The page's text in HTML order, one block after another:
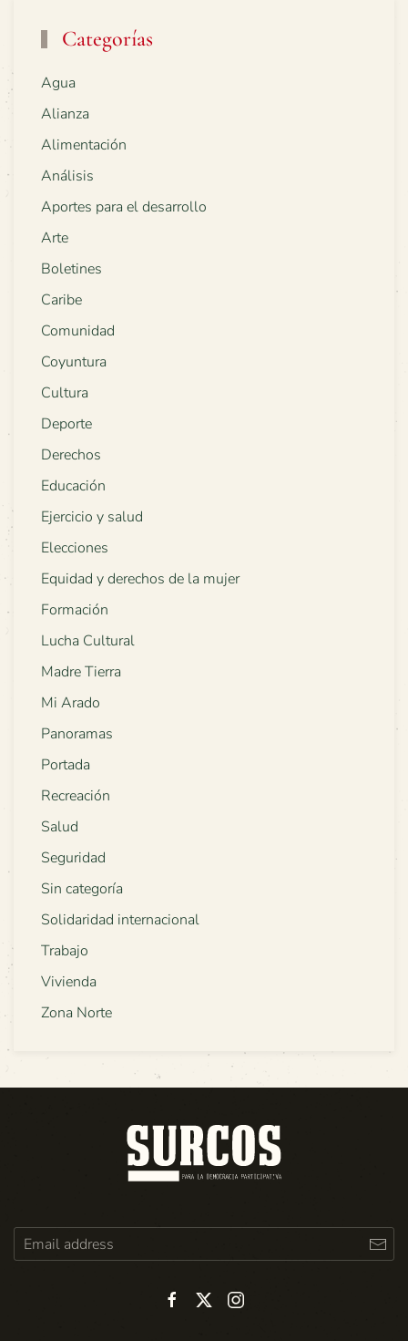
Categorías
Agua
Alianza
Alimentación
Análisis
Aportes para el desarrollo
Arte
Boletines
Caribe
Comunidad
Coyuntura
Cultura
Deporte
Derechos
Educación
Ejercicio y salud
Elecciones
Equidad y derechos de la mujer
Formación
Lucha Cultural
Madre Tierra
Mi Arado
Panoramas
Portada
Recreación
Salud
Seguridad
Sin categoría
Solidaridad internacional
Trabajo
Vivienda
Zona Norte